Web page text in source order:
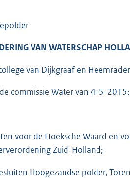
VAN WATERSCHAP
van Dijkgraaf en
commissie Water van 4-5-2015;
voor de Hoeksche Waard en
Zuid-Holland;
Hoogezandse polder,